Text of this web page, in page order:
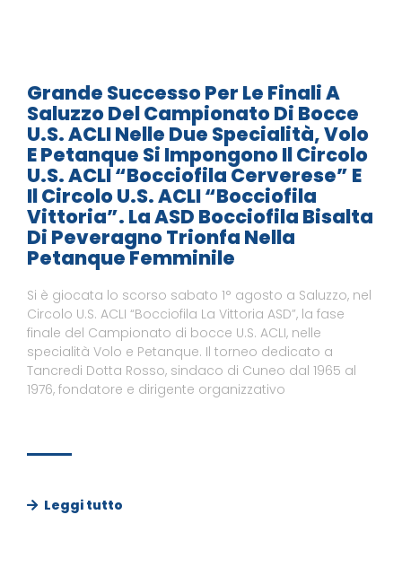
Grande Successo Per Le Finali A
Saluzzo Del Campionato Di Bocce
U.S. ACLI Nelle Due Specialità, Volo
E Petanque Si Impongono Il Circolo
U.S. ACLI “Bocciofila Cerverese” E
Il Circolo U.S. ACLI “Bocciofila
Vittoria”. La ASD Bocciofila Bisalta
Di Peveragno Trionfa Nella
Petanque Femminile
Si è giocata lo scorso sabato 1° agosto a Saluzzo, nel
Circolo U.S. ACLI “Bocciofila La Vittoria ASD”, la fase
finale del Campionato di bocce U.S. ACLI, nelle
specialità Volo e Petanque. Il torneo dedicato a
Tancredi Dotta Rosso, sindaco di Cuneo dal 1965 al
1976, fondatore e dirigente organizzativo
Leggi tutto